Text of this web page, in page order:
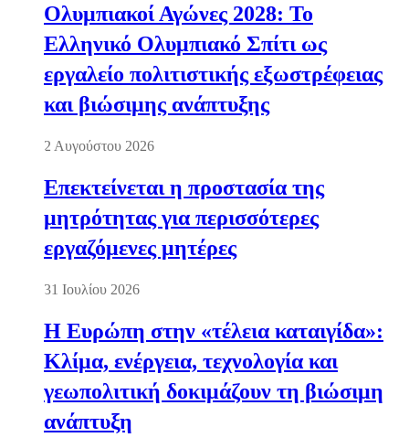
Ολυμπιακοί Αγώνες 2028: Το
Ελληνικό Ολυμπιακό Σπίτι ως
εργαλείο πολιτιστικής εξωστρέφειας
και βιώσιμης ανάπτυξης
2 Αυγούστου 2026
Επεκτείνεται η προστασία της
μητρότητας για περισσότερες
εργαζόμενες μητέρες
31 Ιουλίου 2026
Η Ευρώπη στην «τέλεια καταιγίδα»:
Κλίμα, ενέργεια, τεχνολογία και
γεωπολιτική δοκιμάζουν τη βιώσιμη
ανάπτυξη